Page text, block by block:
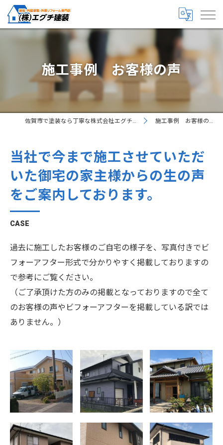
施工事例 お客様の声
佐賀市で塗装なら丁寧な株式会社エグチ建装 施工事例 お客様の声
当社で今まで施工させていただ
いた御宅の家主様からの生の声
をご案内しております。
CASE
過去に施工したお客様のご自宅の様子を、写真付きでビ
フォーアフター形式で分かりやすく掲載しておりますの
で参考にご覧ください。
（ご了承頂けた方のみの掲載となっておりますので全て
のお客様の声やビフォーアフターを掲載している訳では
ありません。）
佐賀市鍋島町蛎
久 T様邸外壁
塗装 (2液型シリ
コン樹脂仕様)
佐賀市鍋島 K
様邸屋根、外壁
塗装 (2液型シリ
コン樹脂)
神埼市 N様邸
外壁、木部塗装
(ラジカル塗
料、木部クリア
ー)
佐賀市大和町
アパート屋根、
佐賀市兵庫町
渕 T様邸屋
外壁塗装、屋根
塗装 久保田